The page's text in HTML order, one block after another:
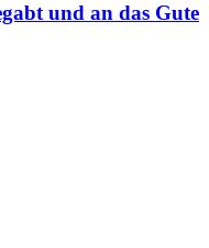
und an das Gute